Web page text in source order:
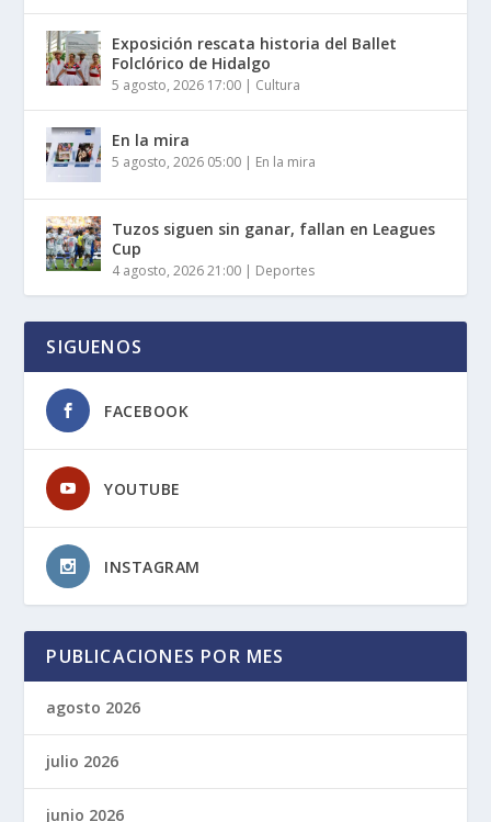
Exposición rescata historia del Ballet
Folclórico de Hidalgo
5 agosto, 2026 17:00 | Cultura
En la mira
5 agosto, 2026 05:00 | En la mira
Tuzos siguen sin ganar, fallan en Leagues
Cup
4 agosto, 2026 21:00 | Deportes
SIGUENOS
FACEBOOK
YOUTUBE
INSTAGRAM
PUBLICACIONES POR MES
agosto 2026
julio 2026
junio 2026